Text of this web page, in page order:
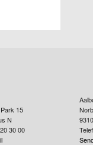
15
N
30 00
9310